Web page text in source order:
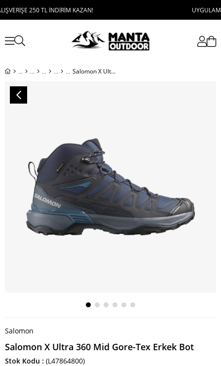
250 TL İNDİRİM KAZAN! UYGULAMAYI
Salomon X Ultra 360 Mid Gore-Tex Erkek Bot
Salomon
Salomon X Ultra 360 Mid Gore-Tex Erkek Bot
Stok Kodu (L47864800)